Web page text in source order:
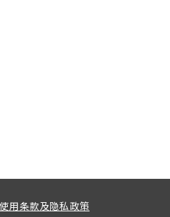
使用条款及隐私政策